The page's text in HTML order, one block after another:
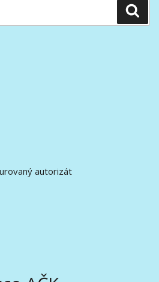
autorizát